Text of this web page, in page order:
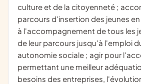
culture et de la citoyenneté ;
parcours d'insertion des jeunes
à l'accompagnement de tous les
de leur parcours jusqu'à l'emploi
autonomie sociale ; agir pour
permettant une meilleur
besoins des entreprises,